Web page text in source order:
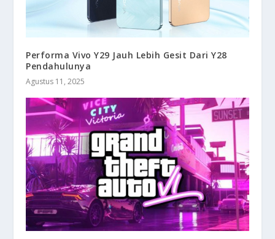
Performa Vivo Y29 Jauh Lebih Gesit Dari Y28
Pendahulunya
Agustus 11, 2025